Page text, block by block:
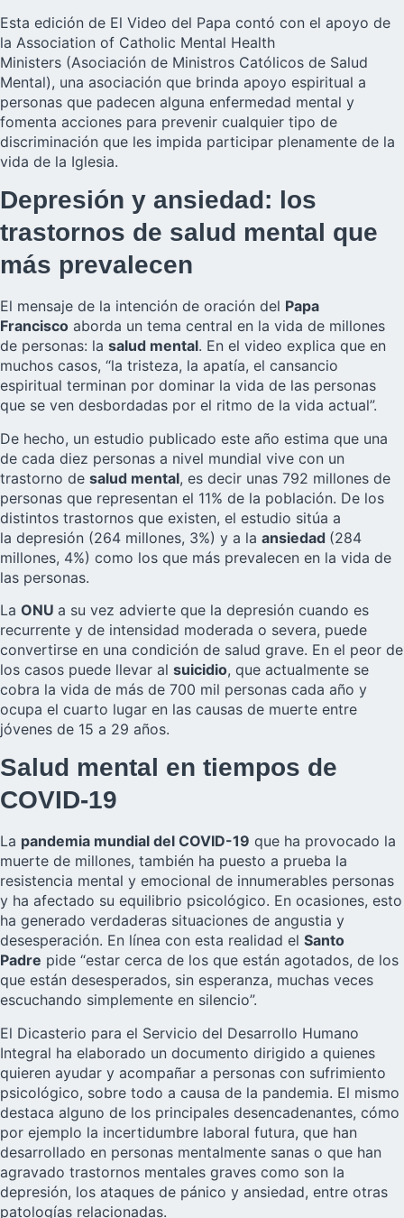
Esta edición de El Video del Papa contó con el apoyo de
la Association of Catholic Mental Health
Ministers (Asociación de Ministros Católicos de Salud
Mental), una asociación que brinda apoyo espiritual a
personas que padecen alguna enfermedad mental y
fomenta acciones para prevenir cualquier tipo de
discriminación que les impida participar plenamente de la
vida de la Iglesia.
Depresión y ansiedad: los
trastornos de salud mental que
más prevalecen
El mensaje de la intención de oración del Papa
Francisco aborda un tema central en la vida de millones
de personas: la salud mental. En el video explica que en
muchos casos, “la tristeza, la apatía, el cansancio
espiritual terminan por dominar la vida de las personas
que se ven desbordadas por el ritmo de la vida actual”.
De hecho, un estudio publicado este año estima que una
de cada diez personas a nivel mundial vive con un
trastorno de salud mental, es decir unas 792 millones de
personas que representan el 11% de la población. De los
distintos trastornos que existen, el estudio sitúa a
la depresión (264 millones, 3%) y a la ansiedad (284
millones, 4%) como los que más prevalecen en la vida de
las personas.
La ONU a su vez advierte que la depresión cuando es
recurrente y de intensidad moderada o severa, puede
convertirse en una condición de salud grave. En el peor de
los casos puede llevar al suicidio, que actualmente se
cobra la vida de más de 700 mil personas cada año y
ocupa el cuarto lugar en las causas de muerte entre
jóvenes de 15 a 29 años.
Salud mental en tiempos de
COVID-19
La pandemia mundial del COVID-19 que ha provocado la
muerte de millones, también ha puesto a prueba la
resistencia mental y emocional de innumerables personas
y ha afectado su equilibrio psicológico. En ocasiones, esto
ha generado verdaderas situaciones de angustia y
desesperación. En línea con esta realidad el Santo
Padre pide “estar cerca de los que están agotados, de los
que están desesperados, sin esperanza, muchas veces
escuchando simplemente en silencio”.
El Dicasterio para el Servicio del Desarrollo Humano
Integral ha elaborado un documento dirigido a quienes
quieren ayudar y acompañar a personas con sufrimiento
psicológico, sobre todo a causa de la pandemia. El mismo
destaca alguno de los principales desencadenantes, cómo
por ejemplo la incertidumbre laboral futura, que han
desarrollado en personas mentalmente sanas o que han
agravado trastornos mentales graves como son la
depresión, los ataques de pánico y ansiedad, entre otras
patologías relacionadas.